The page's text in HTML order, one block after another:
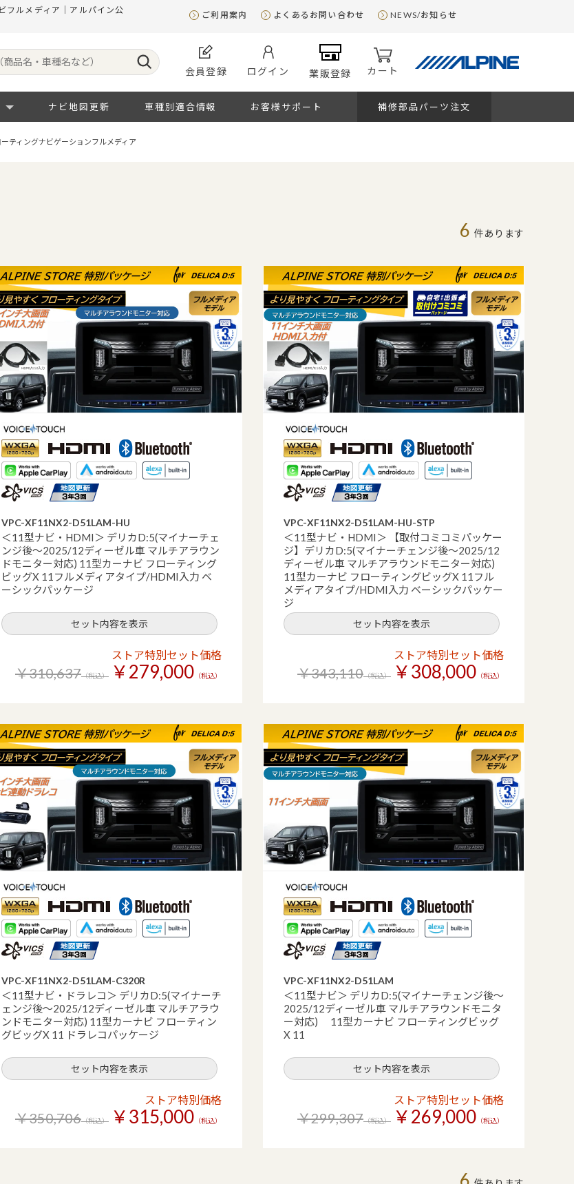
ルメディア｜アルパイン公
ご利用案内 よくあるお問い合わせ NEWS/お知らせ
会員登録 ログイン 業販登録 カート
ナビ地図更新 車種別適合情報 お客様サポート 補修部品パーツ注文
ティングナビゲーションフルメディア
6 件あります
VPC-XF11NX2-D51LAM-HU
＜11型ナビ・HDMI＞ デリカD:5(マイナーチェ
ンジ後～2025/12ディーゼル車 マルチアラウン
ドモニター対応) 11型カーナビ フローティング
ビッグX 11フルメディアタイプ/HDMI入力 ベ
ーシックパッケージ
セット内容を表示
ストア特別セット価格
￥310,637（税込） ￥279,000 （税込）
VPC-XF11NX2-D51LAM-HU-STP
＜11型ナビ・HDMI＞ 【取付コミコミパッケー
ジ】デリカD:5(マイナーチェンジ後～2025/12
ディーゼル車 マルチアラウンドモニター対応)
11型カーナビ フローティングビッグX 11フル
メディアタイプ/HDMI入力 ベーシックパッケー
ジ
セット内容を表示
ストア特別セット価格
￥343,110（税込） ￥308,000 （税込）
VPC-XF11NX2-D51LAM-C320R
＜11型ナビ・ドラレコ＞ デリカD:5(マイナーチ
ェンジ後～2025/12ディーゼル車 マルチアラウ
ンドモニター対応) 11型カーナビ フローティン
グビッグX 11 ドラレコパッケージ
セット内容を表示
ストア特別価格
￥350,706（税込） ￥315,000 （税込）
VPC-XF11NX2-D51LAM
＜11型ナビ＞ デリカD:5(マイナーチェンジ後～
2025/12ディーゼル車 マルチアラウンドモニタ
ー対応) 11型カーナビ フローティングビッグ
X 11
セット内容を表示
ストア特別セット価格
￥299,307（税込） ￥269,000 （税込）